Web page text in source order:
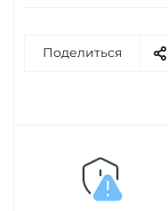
Поделиться